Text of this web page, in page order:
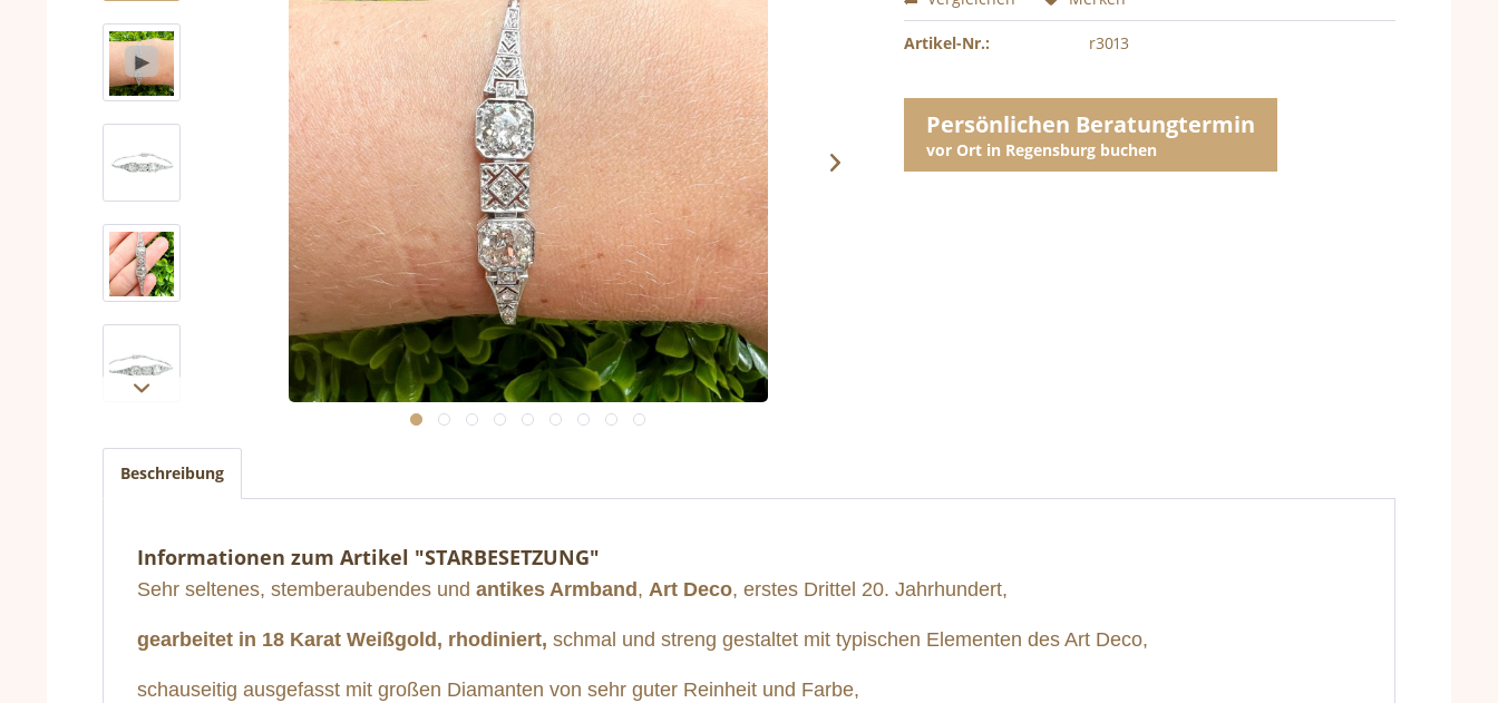
Artikel-Nr.: r3013
Persönlichen Beratungtermin
vor Ort in Regensburg buchen
Beschreibung
Informationen zum Artikel "STARBESETZUNG"
Sehr seltenes, stemberaubendes und antikes Armband , Art Deco, erstes Drittel 20. Jahrhundert,
gearbeitet in 18 Karat Weißgold, rhodiniert, schmal und streng gestaltet mit typischen Elementen des Art Deco,
schauseitig ausgefasst mit großen Diamanten von sehr guter Reinheit und Farbe,